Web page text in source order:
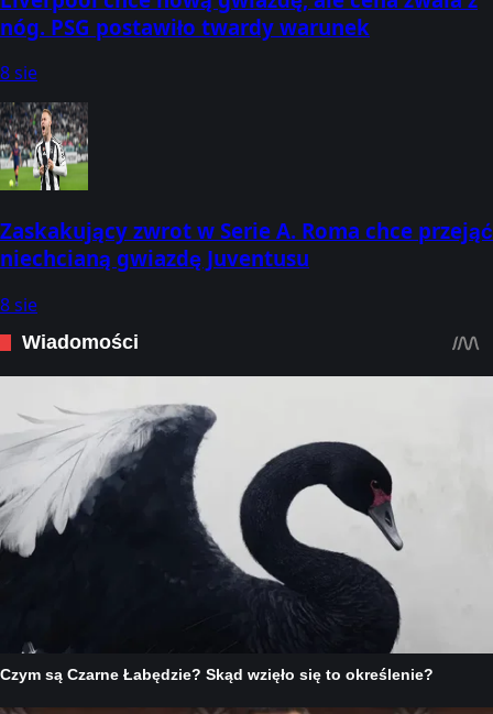
nóg. PSG postawiło twardy warunek
8 sie
Zaskakujący zwrot w Serie A. Roma chce przejąć
niechcianą gwiazdę Juventusu
8 sie